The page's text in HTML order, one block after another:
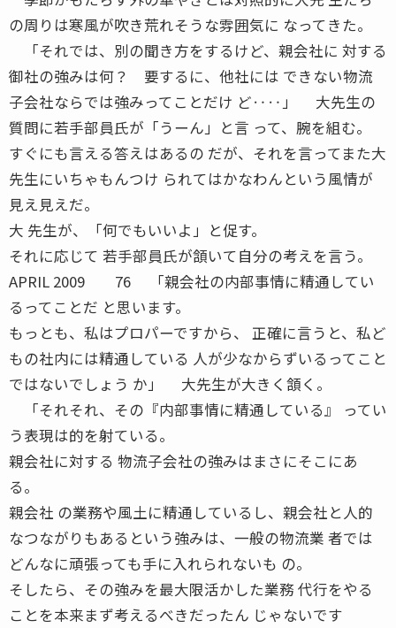
の周りは寒風が吹き荒れそうな雰囲気に なってきた。
「それでは、別の聞き方をするけど、親会社に 対する
御社の強みは何？ 要するに、他社には できない物流
子会社ならでは強みってことだけ ど‥‥」 大先生の
質問に若手部員氏が「うーん」と言 って、腕を組む。
すぐにも言える答えはあるの だが、それを言ってまた大
先生にいちゃもんつけ られてはかなわんという風情が
見え見えだ。
大 先生が、「何でもいいよ」と促す。
それに応じて 若手部員氏が頷いて自分の考えを言う。
APRIL 2009 76 「親会社の内部事情に精通してい
るってことだ と思います。
もっとも、私はプロパーですから、 正確に言うと、私ど
もの社内には精通している 人が少なからずいるってこと
ではないでしょう か」 大先生が大きく頷く。
「それそれ、その『内部事情に精通している』 ってい
う表現は的を射ている。
親会社に対する 物流子会社の強みはまさにそこにあ
る。
親会社 の業務や風土に精通しているし、親会社と人的
なつながりもあるという強みは、一般の物流業 者では
どんなに頑張っても手に入れられないも の。
そしたら、その強みを最大限活かした業務 代行をやる
ことを本来まず考えるべきだったん じゃないです